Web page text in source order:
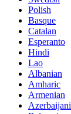
Polish
Basque
Catalan
Esperanto
Hindi
Lao
Albanian
Amharic
Armenian
Azerbaijani